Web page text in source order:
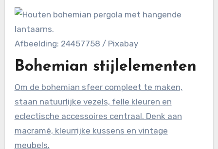
Afbeelding: 24457758 / Pixabay
Bohemian stijlelementen
Om de bohemian sfeer compleet te maken,
staan natuurlijke vezels, felle kleuren en
eclectische accessoires centraal. Denk aan
macramé, kleurrijke kussens en vintage
meubels.